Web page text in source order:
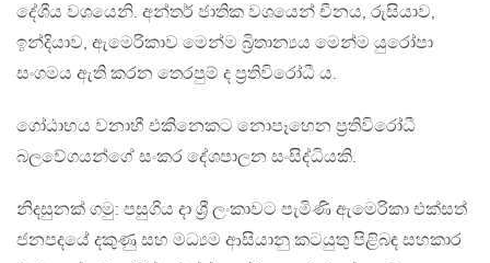
දේශීය වශයෙනි. අන්තර් ජාතික වශයෙන් චීනය, රුසියාව,
ඉන්දියාව, ඇමෙරිකාව මෙන්ම බ්‍රිතාන්‍යය මෙන්ම යුරෝපා
සංගමය ඇති කරන තෙරපුම් ද ප්‍රතිවිරෝධී ය.
ගෝඨාභය වනාහී එකිනෙකට නොපෑහෙන ප්‍රතිවිරෝධී
බලවේගයන්ගේ සංකර දේශපාලන සංසිද්ධියකි.
නිදසුනක් ගමු: පසුගිය දා ශ්‍රී ලංකාවට පැමිණි ඇමෙරිකා එක්සත්
ජනපදයේ දකුණු සහ මධ්‍යම ආසියානු කටයුතු පිළිබඳ සහකාර